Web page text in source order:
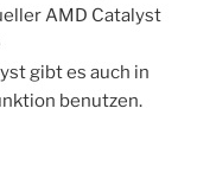
AMD Catalyst
gibt es auch in
benutzen.